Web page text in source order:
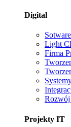
Digital
Light
Firma
Rozwój
Projekty IT